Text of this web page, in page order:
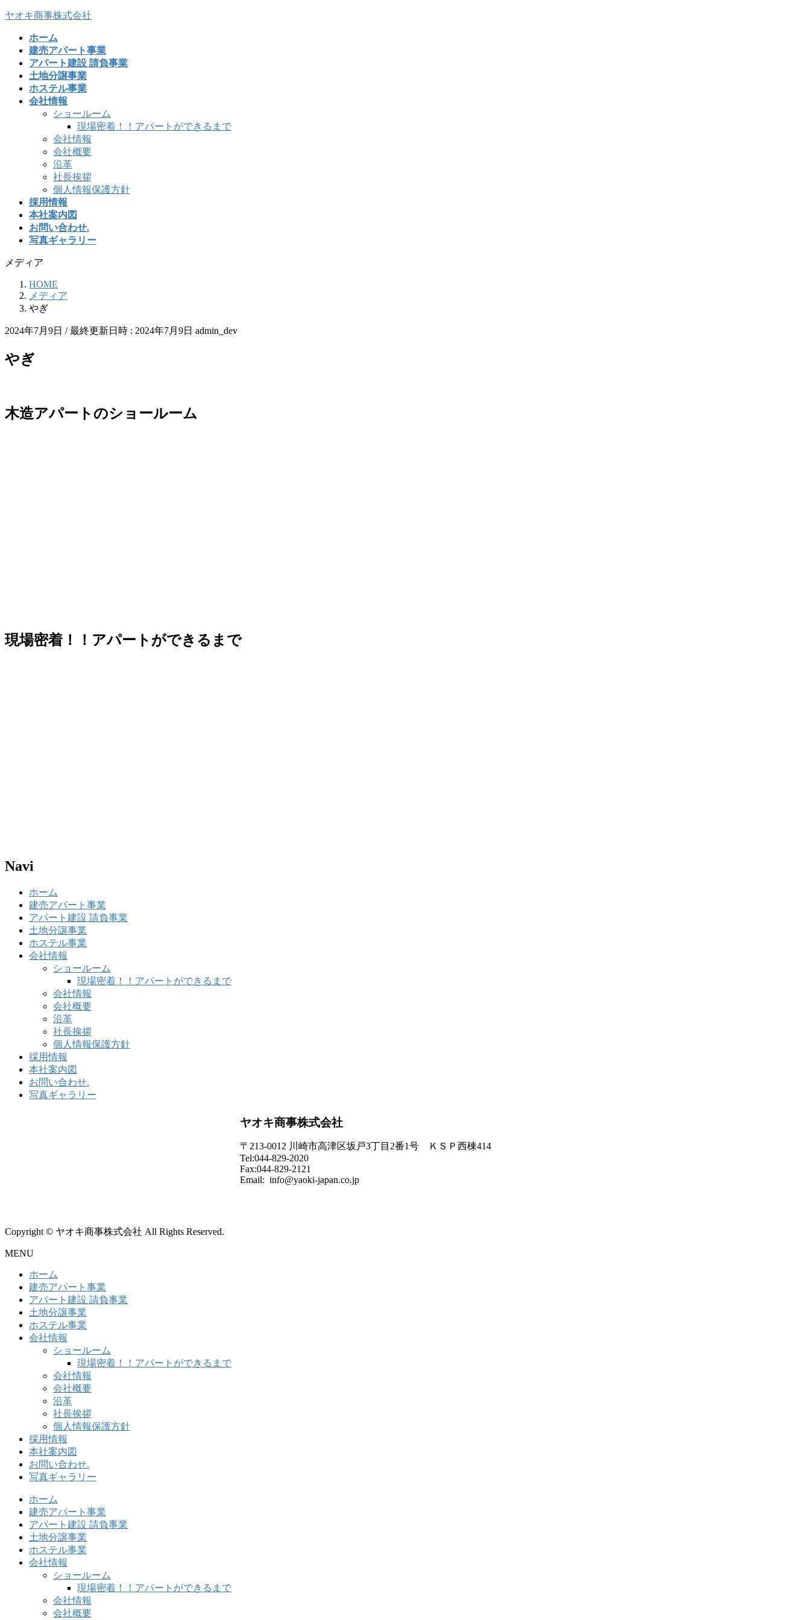
ヤオキ商事株式会社
ホーム
建売アパート事業
アパート建設 請負事業
土地分譲事業
ホステル事業
会社情報
ショールーム
現場密着！！アパートができるまで
会社情報
会社概要
沿革
社長挨拶
個人情報保護方針
採用情報
本社案内図
お問い合わせ.
写真ギャラリー
メディア
HOME
メディア
やぎ
2024年7月9日 / 最終更新日時 : 2024年7月9日 admin_dev
やぎ
木造アパートのショールーム
現場密着！！アパートができるまで
Navi
ホーム
建売アパート事業
アパート建設 請負事業
土地分譲事業
ホステル事業
会社情報
ショールーム
現場密着！！アパートができるまで
会社情報
会社概要
沿革
社長挨拶
個人情報保護方針
採用情報
本社案内図
お問い合わせ.
写真ギャラリー
ヤオキ商事株式会社
〒213-0012 川崎市高津区坂戸3丁目2番1号 ＫＳＰ西棟414
Tel:044-829-2020
Fax:044-829-2121
Email: info@yaoki-japan.co.jp
Copyright © ヤオキ商事株式会社 All Rights Reserved.
MENU
ホーム
建売アパート事業
アパート建設 請負事業
土地分譲事業
ホステル事業
会社情報
ショールーム
現場密着！！アパートができるまで
会社情報
会社概要
沿革
社長挨拶
個人情報保護方針
採用情報
本社案内図
お問い合わせ.
写真ギャラリー
ホーム
建売アパート事業
アパート建設 請負事業
土地分譲事業
ホステル事業
会社情報
ショールーム
現場密着！！アパートができるまで
会社情報
会社概要